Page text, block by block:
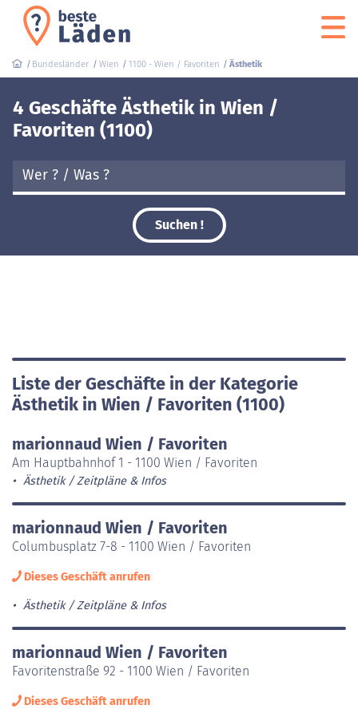
Bundesländer Wien 1100 - Wien / Favoriten Ästhetik
4 Geschäfte Ästhetik in Wien /
Favoriten (1100)
Suchen !
Liste der Geschäfte in der Kategorie
Ästhetik in Wien / Favoriten (1100)
marionnaud Wien / Favoriten
Am Hauptbahnhof 1 - 1100 Wien / Favoriten
Ästhetik Zeitpläne & Infos
marionnaud Wien / Favoriten
Columbusplatz 7-8 - 1100 Wien / Favoriten
Dieses Geschäft anrufen
Ästhetik Zeitpläne & Infos
marionnaud Wien / Favoriten
Favoritenstraße 92 - 1100 Wien / Favoriten
Dieses Geschäft anrufen